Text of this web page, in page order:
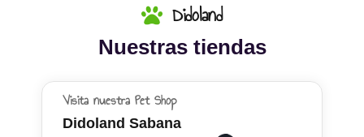
Didoland
Nuestras tiendas
Visita nuestra Pet Shop
Didoland Sabana